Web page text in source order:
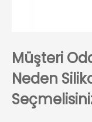
Müşteri
Neden